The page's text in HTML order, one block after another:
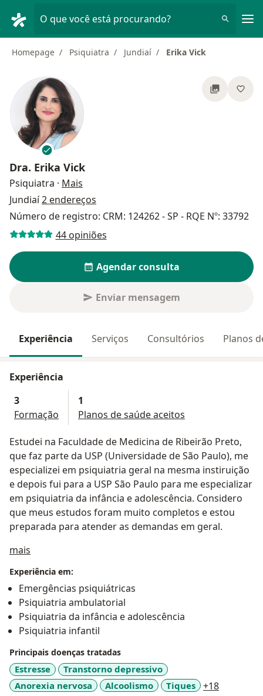
O que você está procurando?
Homepage Psiquiatra Jundiaí Erika Vick
Dra. Erika Vick
Psiquiatra · Mais
Jundiaí2 endereços
Número de registro: CRM: 124262 - SP - RQE Nº: 33792
44 opiniões
Agendar consulta
Enviar mensagem
Experiência Serviços Consultórios Planos
Experiência
3
Formação
1
Planos de saúde aceitos
Estudei na Faculdade de Medicina de Ribeirão Preto,
que faz parte da USP (Universidade de São Paulo), me
especializei em psiquiatria geral na mesma instiruição
e depois fui para a USP São Paulo para me especializar
em psiquiatria da infância e adolescência. Considero
que meus estudos foram muito completos e estou
preparada para atender as demandas em geral.
mais
Experiência em:
Emergências psiquiátricas
Psiquiatria ambulatorial
Psiquiatria da infância e adolescência
Psiquiatria infantil
Principais doenças tratadas
Estresse
Transtorno depressivo
Anorexia nervosa
Alcoolismo Tiques +18